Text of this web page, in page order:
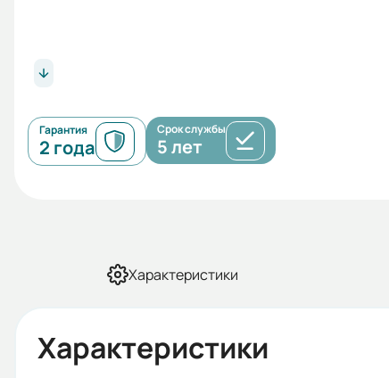
Гарантия
2 года
Срок службы
5 лет
Характеристики
Характеристики